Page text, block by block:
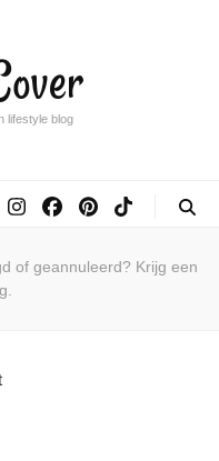
lifestyle blog
of geannuleerd? Krijg een